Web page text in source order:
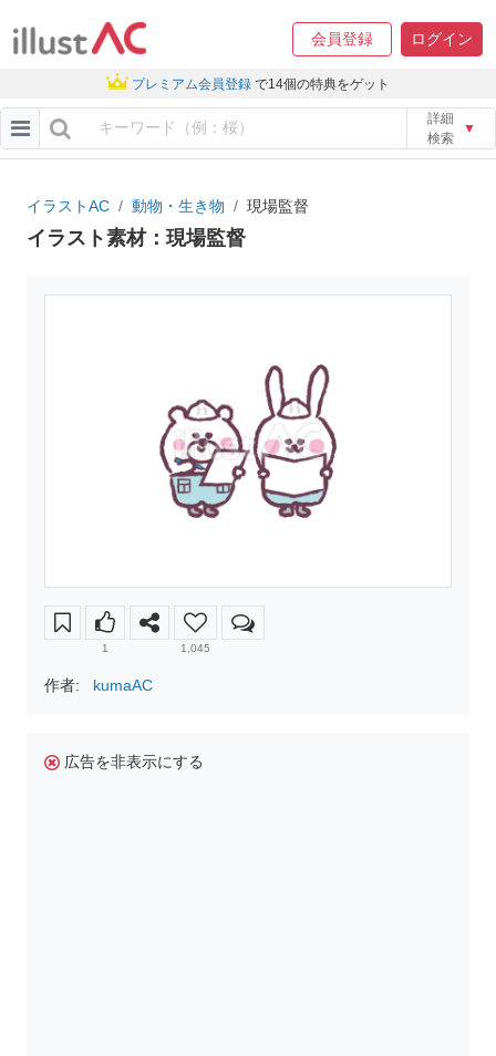
会員登録 ログイン
プレミアム会員登録 で14個の特典をゲット
詳細
検索
▼
イラストAC 動物・生き物 現場監督
イラスト素材：現場監督
1 1,045
作者: kumaAC
広告を非表示にする